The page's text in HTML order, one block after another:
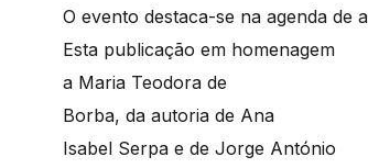
O evento destaca-se na agenda de
Esta publicação em homenagem
a Maria Teodora de
Borba, da autoria de Ana
Isabel Serpa e de Jorge António